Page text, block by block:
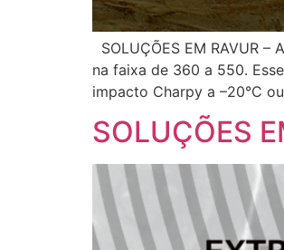
SOLUÇÕES EM RAVUR
na faixa de 360 a 550.
impacto Charpy a –20°C
SOLUÇÕES